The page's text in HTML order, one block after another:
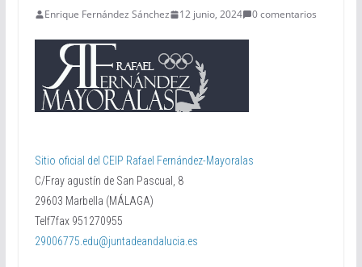
Enrique Fernández Sánchez 12 junio, 2024 0 comentarios
Sitio oficial del CEIP Rafael Fernández-Mayoralas
C/Fray agustín de San Pascual, 8
29603 Marbella (MÁLAGA)
Telf7fax 951270955
29006775.edu@juntadeandalucia.es